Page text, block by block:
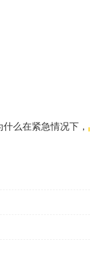
么在紧急情况下，